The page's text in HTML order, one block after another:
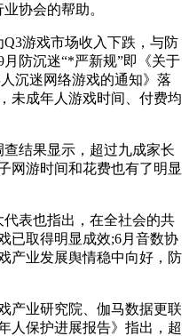
协会的帮助。
游戏市场收入下跌，与防
防沉迷“*严新规”即《关于
沉迷网络游戏的通知》落
未成年人游戏时间、付费均
结果显示，超过九成家长
网游时间和花费也有了明显
表也指出，在全社会的共
已取得明显成效;6月音数协
产业发展舆情稳中向好，防
业研究院、伽马数据更联
人保护进展报告》指出，超